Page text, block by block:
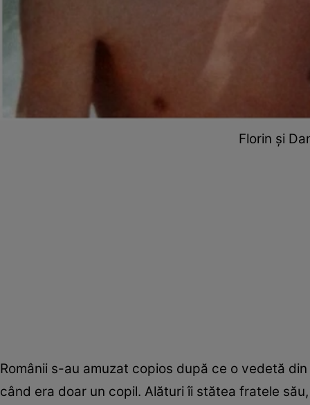
Florin și
Românii s-au amuzat copios după ce o vedetă
când era doar un copil. Alături îi stătea fratele